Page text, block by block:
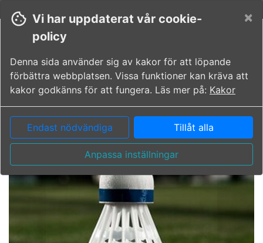
Vi har uppdaterat vår cookie-
policy
×
Denna sida använder sig av kakor för att löpande
förbättra webbplatsen. Vissa funktioner kan kräva att
kakor godkänns för att fungera. Läs mer på: Kakor
Endast nödvändiga Tillåt alla
Anpassa inställningar
Svenska